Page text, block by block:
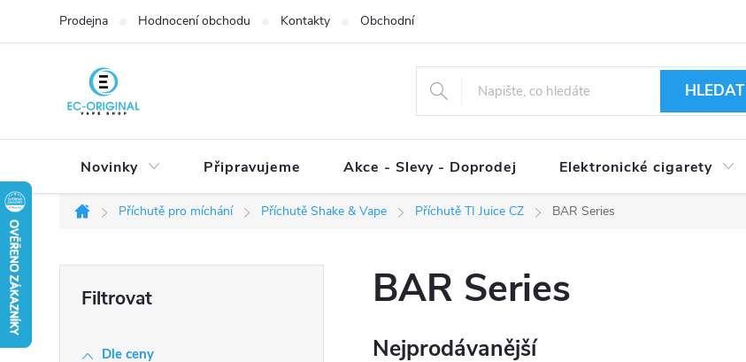
Prodejna Hodnocení obchodu Kontakty Obchodní podmínky
HLEDAT
Novinky Připravujeme Akce - Slevy - Doprodej Elektronické cigarety
Domů
Příchutě pro míchání Příchutě Shake & Vape Příchutě TI Juice CZ BAR Series
Dle ceny
BAR Series
Nejprodávanější